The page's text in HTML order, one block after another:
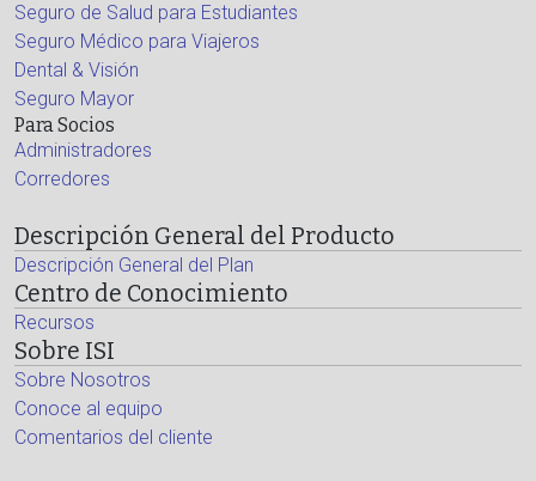
Seguro de Salud para Estudiantes
Seguro Médico para Viajeros
Dental & Visión
Seguro Mayor
Para Socios
Administradores
Corredores
Descripción General del Producto
Descripción General del Plan
Centro de Conocimiento
Recursos
Sobre ISI
Sobre Nosotros
Conoce al equipo
Comentarios del cliente